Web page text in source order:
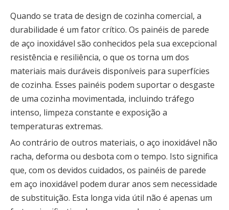
Quando se trata de design de cozinha comercial, a
durabilidade é um fator crítico. Os painéis de parede
de aço inoxidável são conhecidos pela sua excepcional
resistência e resiliência, o que os torna um dos
materiais mais duráveis ​​disponíveis para superfícies
de cozinha. Esses painéis podem suportar o desgaste
de uma cozinha movimentada, incluindo tráfego
intenso, limpeza constante e exposição a
temperaturas extremas.
Ao contrário de outros materiais, o aço inoxidável não
racha, deforma ou desbota com o tempo. Isto significa
que, com os devidos cuidados, os painéis de parede
em aço inoxidável podem durar anos sem necessidade
de substituição. Esta longa vida útil não é apenas um